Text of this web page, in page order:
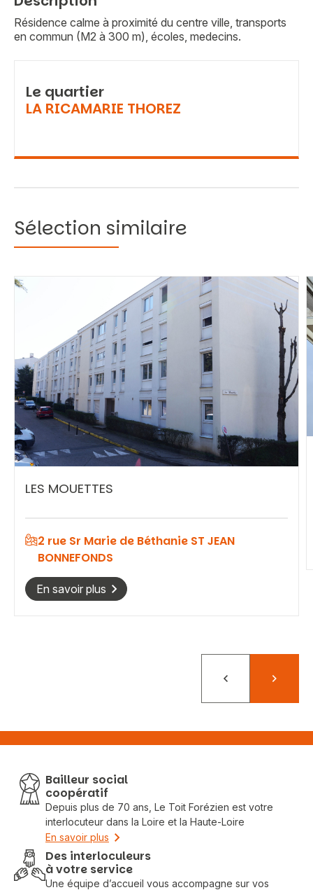
Vous recherchez&nbsp;:
Rechercher
Résidence calme à proximité du centre ville, transports
en commun (M2 à 300 m), écoles, medecins.
Le quartier
LA RICAMARIE THOREZ
Sélection similaire
LES MOUETTES
2 rue Sr Marie de Béthanie ST JEAN
BONNEFONDS
En savoir plus
PrécédentSuivant
Bailleur social
coopératif
Depuis plus de 70 ans, Le Toit Forézien est votre
interlocuteur dans la Loire et la Haute-Loire
En savoir plus
Des interloculeurs
à votre service
Une équipe d’accueil vous accompagne sur vos